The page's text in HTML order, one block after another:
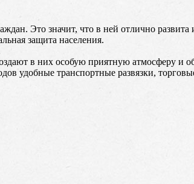
Это значит, что в ней отлично развита
защита населения.
в них особую приятную атмосферу и
удобные транспортные развязки,